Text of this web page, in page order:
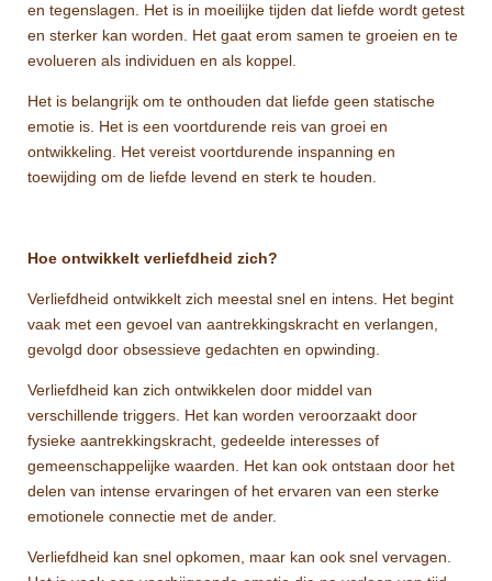
en tegenslagen. Het is in moeilijke tijden dat liefde wordt getest
en sterker kan worden. Het gaat erom samen te groeien en te
evolueren als individuen en als koppel.
Het is belangrijk om te onthouden dat liefde geen statische
emotie is. Het is een voortdurende reis van groei en
ontwikkeling. Het vereist voortdurende inspanning en
toewijding om de liefde levend en sterk te houden.
Hoe ontwikkelt verliefdheid zich?
Verliefdheid ontwikkelt zich meestal snel en intens. Het begint
vaak met een gevoel van aantrekkingskracht en verlangen,
gevolgd door obsessieve gedachten en opwinding.
Verliefdheid kan zich ontwikkelen door middel van
verschillende triggers. Het kan worden veroorzaakt door
fysieke aantrekkingskracht, gedeelde interesses of
gemeenschappelijke waarden. Het kan ook ontstaan door het
delen van intense ervaringen of het ervaren van een sterke
emotionele connectie met de ander.
Verliefdheid kan snel opkomen, maar kan ook snel vervagen.